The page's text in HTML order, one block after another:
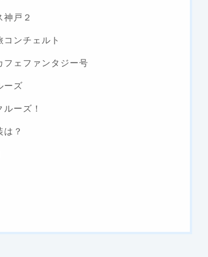
戸２
ンチェルト
ェファンタジー号
ーズ
ーズ！
？